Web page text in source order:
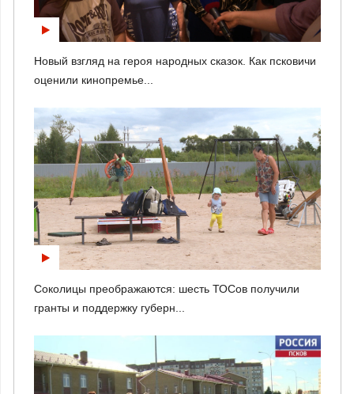
Новый взгляд на героя народных сказок. Как псковичи
оценили кинопремье...
Соколицы преображаются: шесть ТОСов получили
гранты и поддержку губерн...